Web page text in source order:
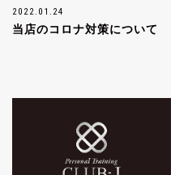
2022.01.24
当店のコロナ対策について